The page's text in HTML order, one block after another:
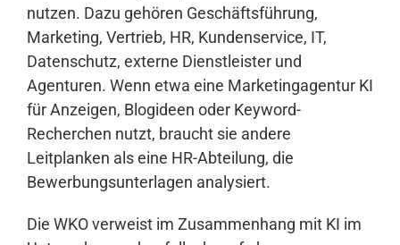
nutzen. Dazu gehören Geschäftsführung,
Marketing, Vertrieb, HR, Kundenservice, IT,
Datenschutz, externe Dienstleister und
Agenturen. Wenn etwa eine Marketingagentur KI
für Anzeigen, Blogideen oder Keyword-
Recherchen nutzt, braucht sie andere
Leitplanken als eine HR-Abteilung, die
Bewerbungsunterlagen analysiert.
Die WKO verweist im Zusammenhang mit KI im